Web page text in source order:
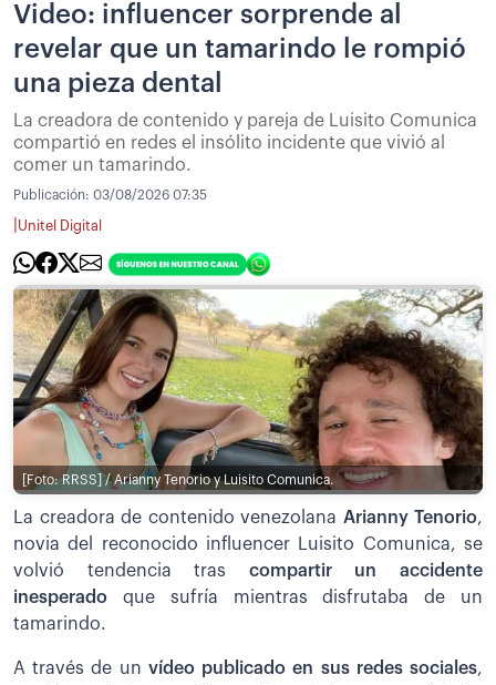
Video: influencer sorprende al
revelar que un tamarindo le rompió
una pieza dental
La creadora de contenido y pareja de Luisito Comunica
compartió en redes el insólito incidente que vivió al
comer un tamarindo.
Publicación: 03/08/2026 07:35
Unitel Digital
[Foto: RRSS] / Arianny Tenorio y Luisito Comunica.
La creadora de contenido venezolana Arianny Tenorio,
novia del reconocido influencer Luisito Comunica, se
volvió tendencia tras compartir un accidente
inesperado que sufría mientras disfrutaba de un
tamarindo.
A través de un vídeo publicado en sus redes sociales,